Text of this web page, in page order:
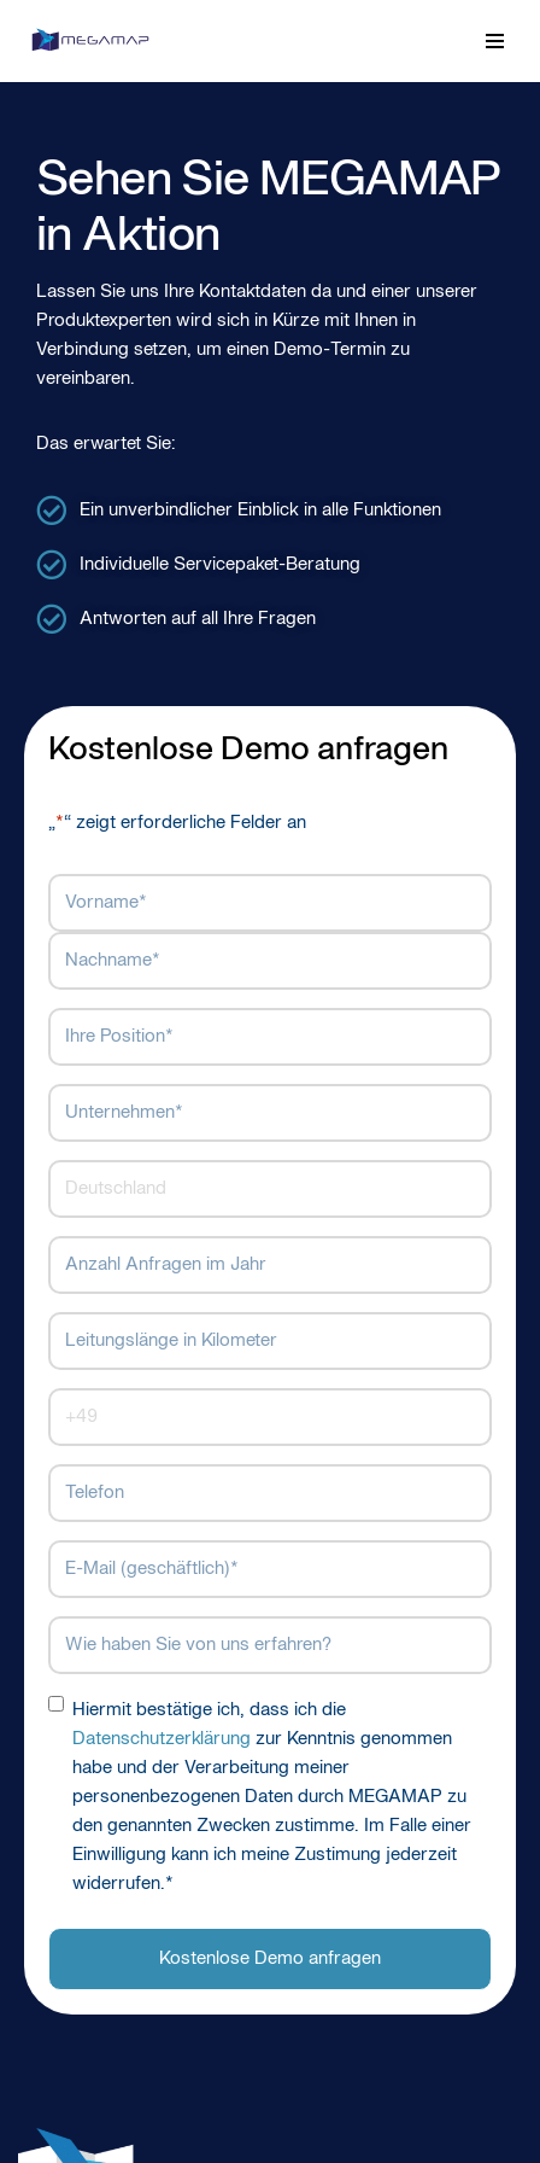
Sehen Sie MEGAMAP
in Aktion
Lassen Sie uns Ihre Kontaktdaten da und einer unserer
Produktexperten wird sich in Kürze mit Ihnen in
Verbindung setzen, um einen Demo-Termin zu
vereinbaren.
Das erwartet Sie:
Ein unverbindlicher Einblick in alle Funktionen
Individuelle Servicepaket-Beratung
Antworten auf all Ihre Fragen
Kostenlose Demo anfragen
„*“ zeigt erforderliche Felder an
Name
Ihre
Unternehmen
Land
Anzahl
Jahr
Leitungslänge
Ländervorwahl
Telefon
E-
Wie
von
uns
erfahren?
Einwilligung*
Hiermit bestätige ich, dass ich die
Datenschutzerklärung zur Kenntnis genommen
habe und der Verarbeitung meiner
personenbezogenen Daten durch MEGAMAP zu
den genannten Zwecken zustimme. Im Falle einer
Einwilligung kann ich meine Zustimung jederzeit
widerrufen.*